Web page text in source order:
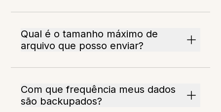
Qual é o tamanho máximo de
arquivo que posso enviar?
Com que frequência meus dados
são backupados?